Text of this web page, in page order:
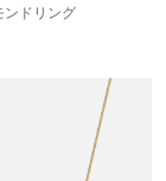
ンドリング